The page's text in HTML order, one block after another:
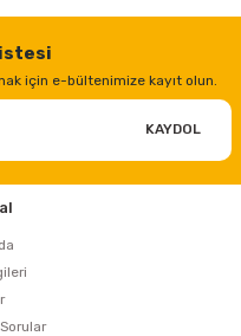
için e-bültenimize kayıt olun.
KAYDOL